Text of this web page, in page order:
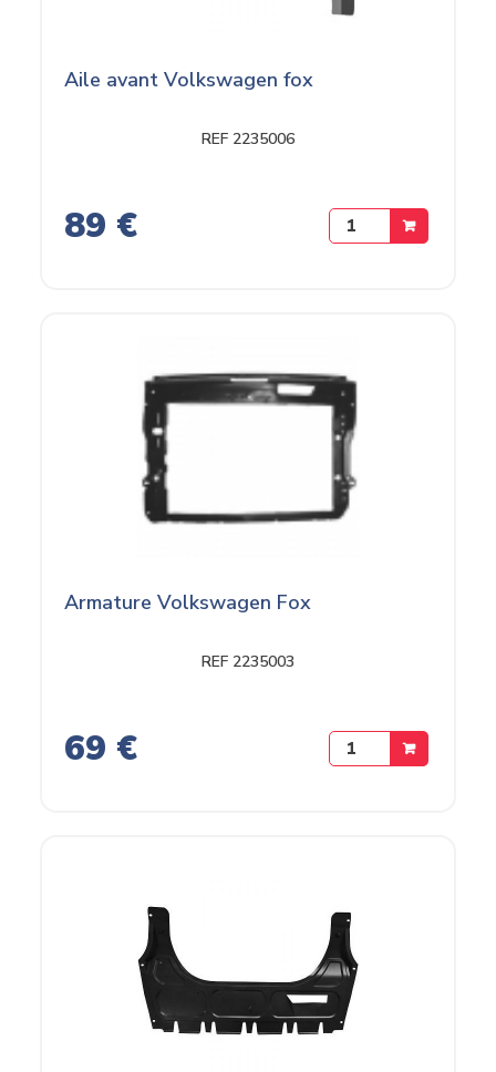
Aile avant Volkswagen fox
REF 2235006
89 €
Armature Volkswagen Fox
REF 2235003
69 €